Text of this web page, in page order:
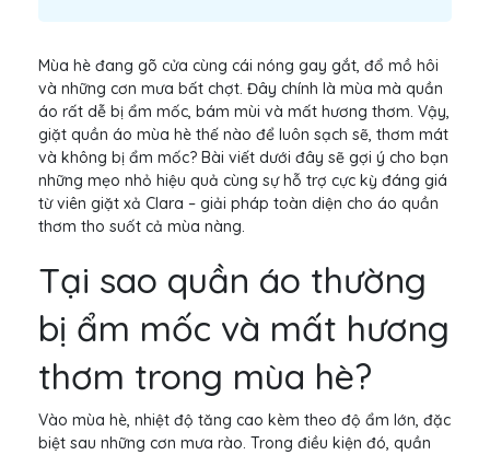
Mùa hè đang gõ cửa cùng cái nóng gay gắt, đổ mồ hôi
và những cơn mưa bất chợt. Đây chính là mùa mà quần
áo rất dễ bị ẩm mốc, bám mùi và mất hương thơm. Vậy,
giặt quần áo mùa hè thế nào để luôn sạch sẽ, thơm mát
và không bị ẩm mốc? Bài viết dưới đây sẽ gợi ý cho bạn
những mẹo nhỏ hiệu quả cùng sự hỗ trợ cực kỳ đáng giá
từ viên giặt xả Clara – giải pháp toàn diện cho áo quần
thơm tho suốt cả mùa nàng.
Tại sao quần áo thường
bị ẩm mốc và mất hương
thơm trong mùa hè?
Vào mùa hè, nhiệt độ tăng cao kèm theo độ ẩm lớn, đặc
biệt sau những cơn mưa rào. Trong điều kiện đó, quần